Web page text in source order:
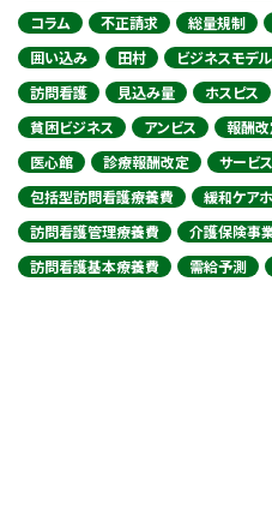
コラム
不正請求 総量規制
囲い込み
田村 ビジネスモデル
訪問看護
見込み量 ホスピス
貧困ビジネス
アンビス 報酬
医心館
診療報酬改定 サービ
包括型訪問看護療養費
緩和ケア
訪問看護管理療養費
介護保険事
訪問看護基本療養費
需給予測